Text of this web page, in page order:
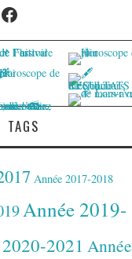
Facebook
TAGS
Année 2017-2018
Année 2019-
2021 Année